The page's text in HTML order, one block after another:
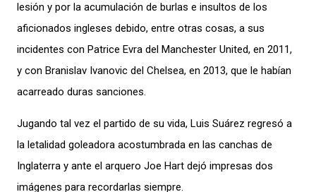
lesión y por la acumulación de burlas e insultos de los
aficionados ingleses debido, entre otras cosas, a sus
incidentes con Patrice Evra del Manchester United, en 2011,
y con Branislav Ivanovic del Chelsea, en 2013, que le habían
acarreado duras sanciones.
Jugando tal vez el partido de su vida, Luis Suárez regresó a
la letalidad goleadora acostumbrada en las canchas de
Inglaterra y ante el arquero Joe Hart dejó impresas dos
imágenes para recordarlas siempre.